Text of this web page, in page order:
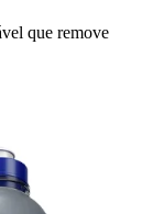
que remove